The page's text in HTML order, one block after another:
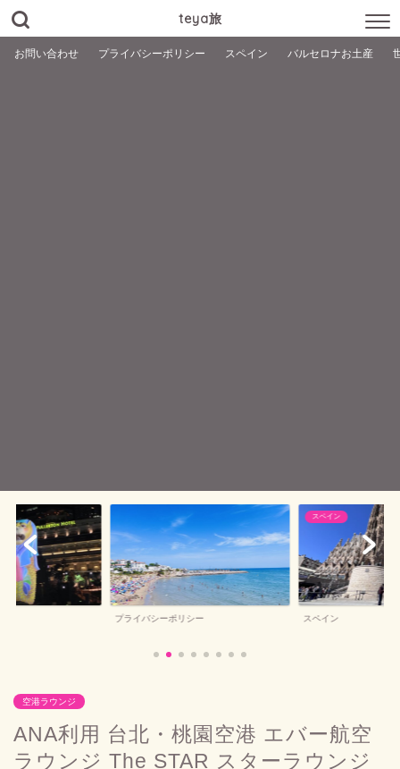
teya旅
お問い合わせ プライバシーポリシー スペイン バルセロナお土産
スペイン
バルセロナお土産
バルセロナお土産
空港ラウンジ
ANA利用 台北・桃園空港 エバー航空
ラウンジ The STAR スターラウンジ